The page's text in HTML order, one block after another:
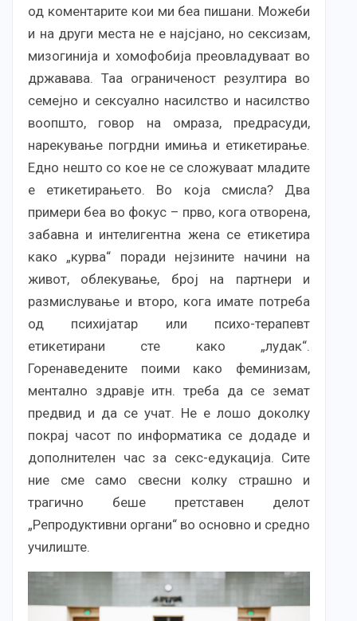
од коментарите кои ми беа пишани. Можеби
и на други места не е најсјано, но сексизам,
мизогинија и хомофобија преовладуваат во
државава. Таа ограниченост резултира во
семејно и сексуално насилство и насилство
воопшто, говор на омраза, предрасуди,
нарекување погрдни имиња и етикетирање.
Едно нешто со кое не се сложуваат младите
е етикетирањето. Во која смисла? Два
примери беа во фокус – прво, кога отворена,
забавна и интелигентна жена се етикетира
како „курва“ поради нејзините начини на
живот, облекување, број на партнери и
размислување и второ, кога имате потреба
од психијатар или психо-терапевт
етикетирани сте како „лудак“.
Горенаведените поими како феминизам,
ментално здравје итн. треба да се земат
предвид и да се учат. Не е лошо доколку
покрај часот по информатика се додаде и
дополнителен час за секс-едукација. Сите
ние сме само свесни колку страшно и
трагично беше претставен делот
„Репродуктивни органи“ во основно и средно
училиште.